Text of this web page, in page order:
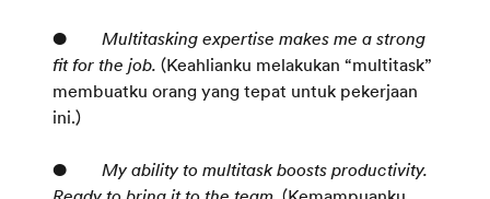
● Multitasking expertise makes me a strong
fit for the job. (Keahlianku melakukan “multitask”
membuatku orang yang tepat untuk pekerjaan
ini.)
● My ability to multitask boosts productivity.